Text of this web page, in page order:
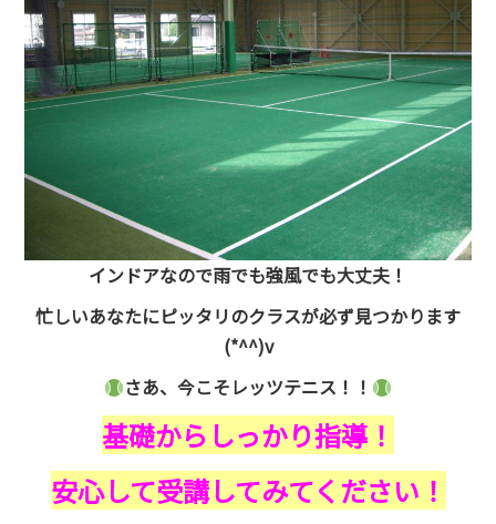
インドアなので雨でも強風でも大丈夫！
忙しいあなたにピッタリのクラスが必ず見つかります
(*^^)v
さあ、今こそレッツテニス！！
基礎からしっかり指導！
安心して受講してみてください！